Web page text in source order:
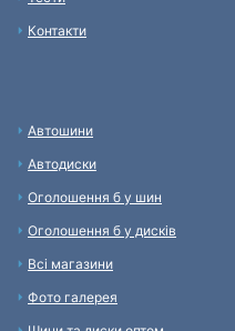
Контакти
Автошини
Автодиски
Оголошення б у шин
Оголошення б у дисків
Всі магазини
Фото галерея